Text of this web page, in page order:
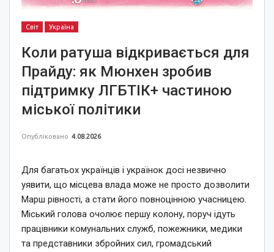
Світ Україна
Коли ратуша відкривається для
Прайду: як Мюнхен зробив
підтримку ЛГБТІК+ частиною
міської політики
Опубліковано 4.08.2026
Для багатьох українців і українок досі незвично
уявити, що місцева влада може не просто дозволити
Марш рівності, а стати його повноцінною учасницею.
Міський голова очолює першу колону, поруч ідуть
працівники комунальних служб, пожежники, медики
та представники збройних сил, громадський